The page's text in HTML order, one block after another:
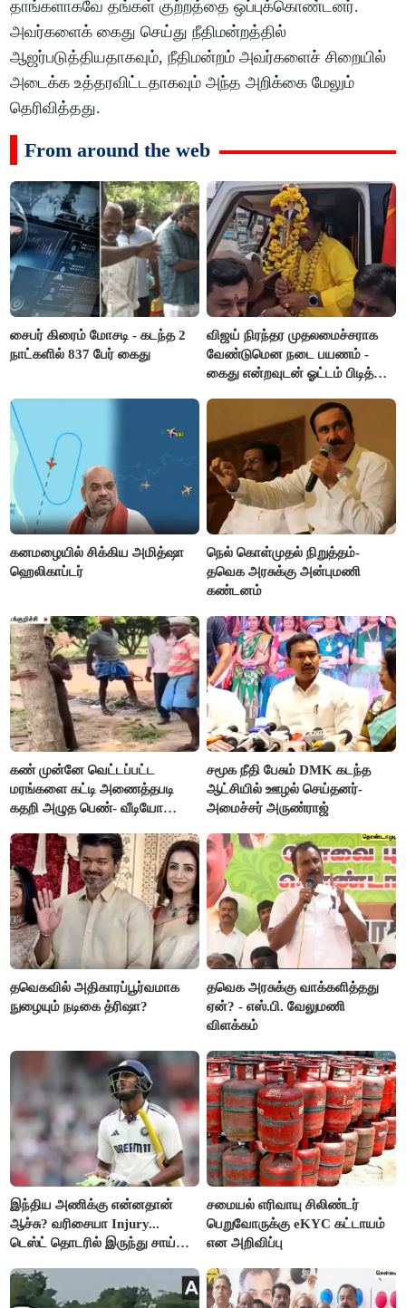
தாங்களாகவே தங்கள் குற்றத்தை ஒப்புக்கொண்டனர்.
அவர்களைக் கைது செய்து நீதிமன்றத்தில்
ஆஜர்படுத்தியதாகவும், நீதிமன்றம் அவர்களைச் சிறையில்
அடைக்க உத்தரவிட்டதாகவும் அந்த அறிக்கை மேலும்
தெரிவித்தது.
From around the web
சைபர் கிரைம் மோசடி - கடந்த 2
நாட்களில் 837 பேர் கைது
விஜய் நிரந்தர முதலமைச்சராக
வேண்டுமென நடை பயணம் -
கைது என்றவுடன் ஓட்டம் பிடித்த
கனமழையில் சிக்கிய அமித்ஷா
ஹெலிகாப்டர்
நெல் கொள்முதல் நிறுத்தம்-
தவெக அரசுக்கு அன்புமணி
கண்டனம்
கண் முன்னே வெட்டப்பட்ட
மரங்களை கட்டி அணைத்தபடி
கதறி அழுத பெண்- வீடியோ
சமூக நீதி பேசும் DMK கடந்த
ஆட்சியில் ஊழல் செய்தனர்-
அமைச்சர் அருண்ராஜ்
தவெகவில் அதிகாரப்பூர்வமாக
நுழையும் நடிகை த்ரிஷா?
தவெக அரசுக்கு வாக்களித்தது
ஏன்? - எஸ்.பி. வேலுமணி
விளக்கம்
இந்திய அணிக்கு என்னதான்
ஆச்சு? வரிசையா Injury...
டெஸ்ட் தொடரில் இருந்து சாய்
சமையல் எரிவாயு சிலிண்டர்
பெறுவோருக்கு eKYC கட்டாயம்
என அறிவிப்பு